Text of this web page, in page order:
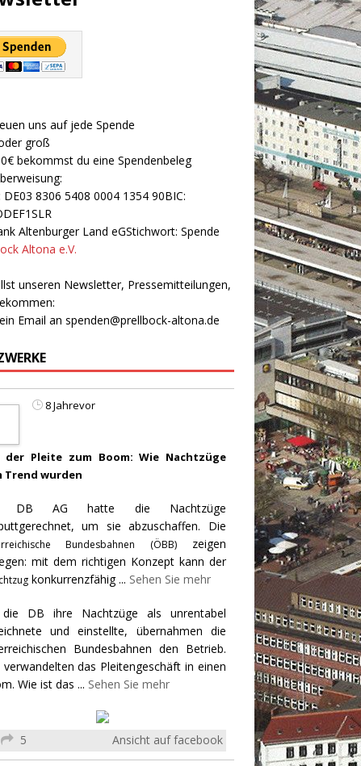
uns auf jede Spende
groß
bekommst du eine Spendenbeleg
DE03 8306 5408 0004 1354 90BIC:
Altenburger Land eGStichwort: Spende
Altona e.V.
unseren Newsletter, Pressemitteilungen,
Email an spenden@prellbock-altona.de
8 Jahrevor
der Pleite zum Boom: Wie Nachtzüge
Trend wurden
DB AG hatte die Nachtzüge
um sie abzuschaffen. Die
Bundesbahnen (ÖBB)zeigen
mit dem richtigen Konzept kann der
konkurrenzfähig... Sehen Sie mehr
DB ihre Nachtzüge als unrentabel
und einstellte, übernahmen die
Bundesbahnen den Betrieb.
verwandelten das Pleitengeschäft in einen
Wie ist das ... Sehen Sie mehr
5 Ansicht auf facebook